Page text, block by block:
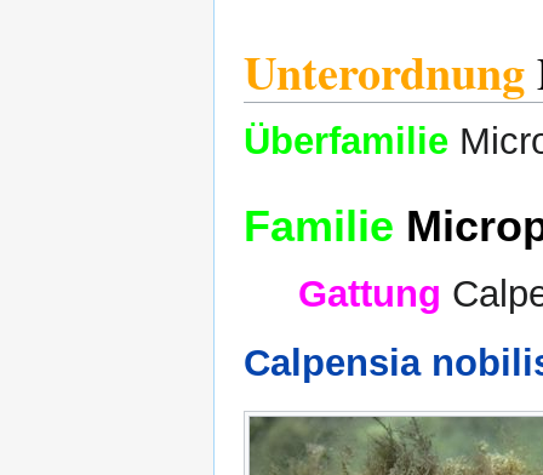
Unterordnung
Überfamilie
Familie
Gattung
Calpensia